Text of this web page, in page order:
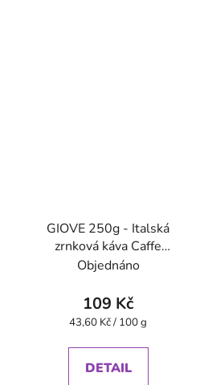
GIOVE 250g - Italská
zrnková káva Caffe
Pompeii
Objednáno
109 Kč
Měrná
43,60 Kč / 100 g
DETAIL